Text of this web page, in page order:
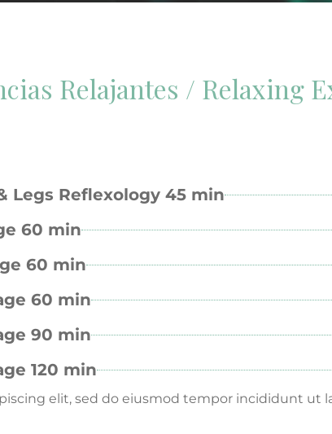
Relajantes / Relaxing
Legs Reflexology 45 min
60 min
60 min
60 min
90 min
120 min
elit, sed do eiusmod tempor incididunt ut